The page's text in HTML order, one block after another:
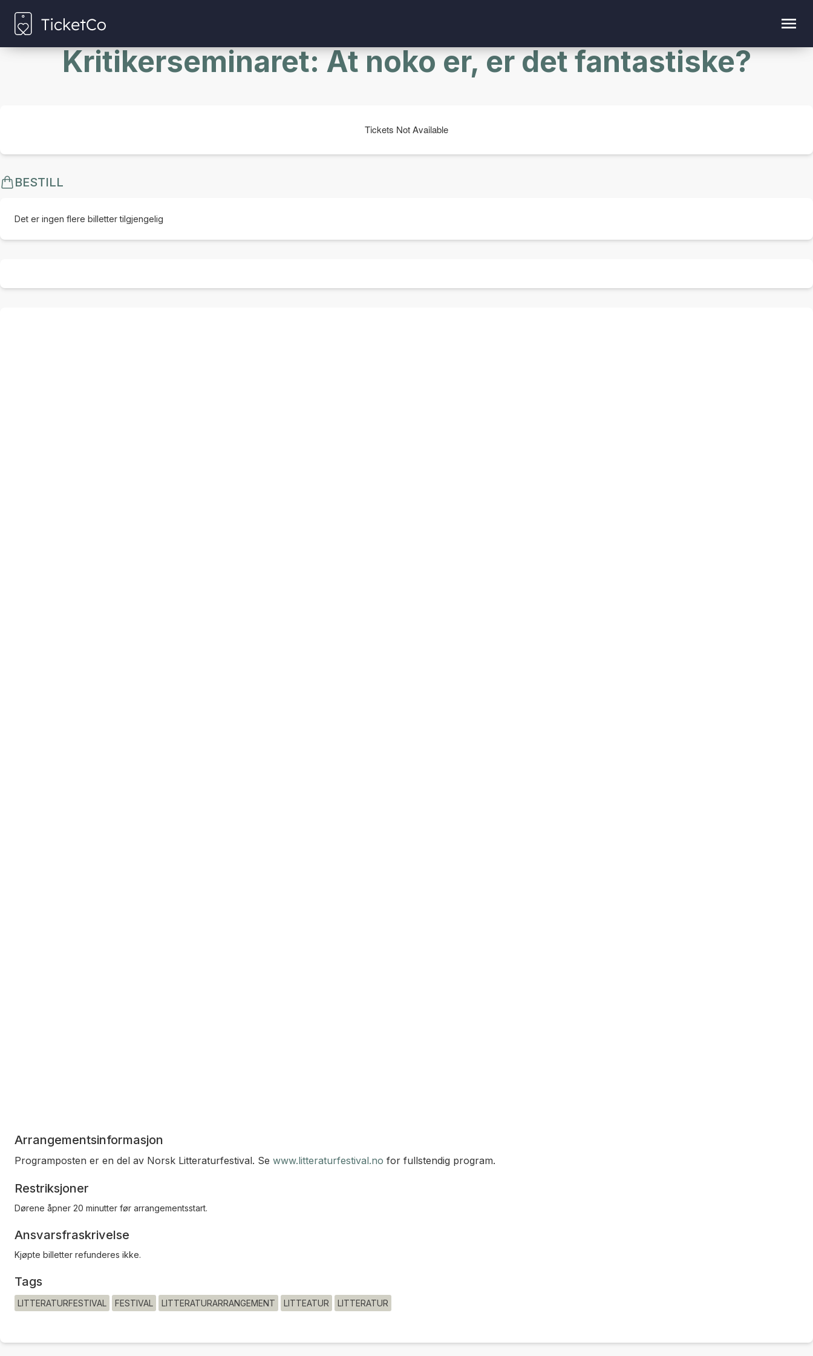
Kritikerseminaret: At noko er, er det fantastiske?
Tickets Not Available
BESTILL
Det er ingen flere billetter tilgjengelig
Arrangementsinformasjon
Programposten er en del av Norsk Litteraturfestival. Se www.litteraturfestival.no for fullstendig program.
Restriksjoner
Dørene åpner 20 minutter før arrangementsstart.
Ansvarsfraskrivelse
Kjøpte billetter refunderes ikke.
Tags
LITTERATURFESTIVAL FESTIVAL LITTERATURARRANGEMENT LITTEATUR LITTERATUR